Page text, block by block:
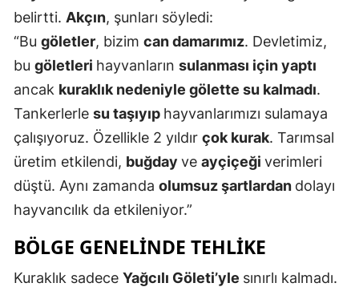
Kastamonu
Kırklareli
Kırşehir
Kocaeli
Malatya
belirtti. Akçın, şunları söyledi:
“Bu göletler, bizim can damarımız. Devletimiz,
bu göletleri hayvanların sulanması için yaptı
ancak kuraklık nedeniyle gölette su kalmadı.
Tankerlerle su taşıyıp hayvanlarımızı sulamaya
çalışıyoruz. Özellikle 2 yıldır çok kurak. Tarımsal
üretim etkilendi, buğday ve ayçiçeği verimleri
düştü. Aynı zamanda olumsuz şartlardan dolayı
hayvancılık da etkileniyor.”
BÖLGE GENELİNDE TEHLİKE
Kuraklık sadece Yağcılı Göleti’yle sınırlı kalmadı.